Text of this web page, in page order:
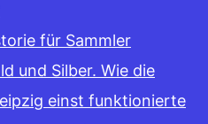
für Sammler
und Silber. Wie die
einst funktionierte